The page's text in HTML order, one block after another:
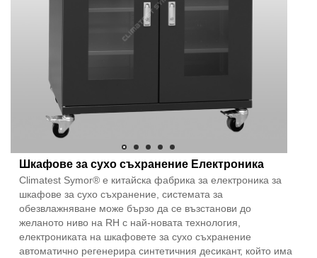
Шкафове за сухо съхранение Електроника
Climatest Symor® е китайска фабрика за електроника за
шкафове за сухо съхранение, системата за
обезвлажняване може бързо да се възстанови до
желаното ниво на RH с най-новата технология,
електрониката на шкафовете за сухо съхранение
автоматично регенерира синтетичния десикант, който има